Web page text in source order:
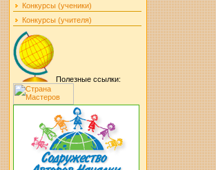
Конкурсы (ученики)
Конкурсы (учителя)
Полезные ссылки: